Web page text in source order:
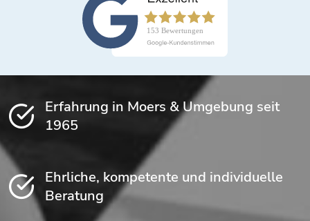
Erfahrung in Moers & Umgebung seit
1965
Ehrliche, kompetente und individuelle
Beratung